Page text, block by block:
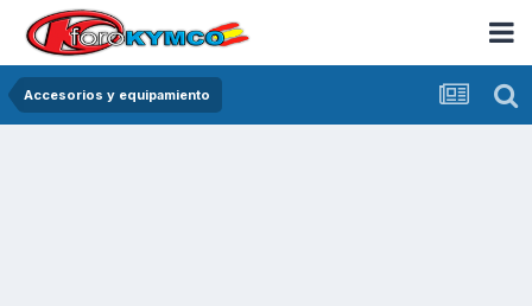
Accesorios y equipamiento